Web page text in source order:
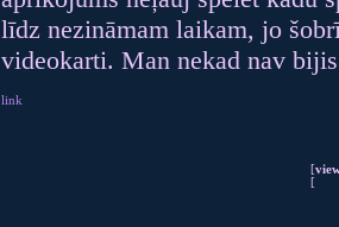
līdz nezināmam laikam, jo
videokarti. Man nekad nav
link
[
[